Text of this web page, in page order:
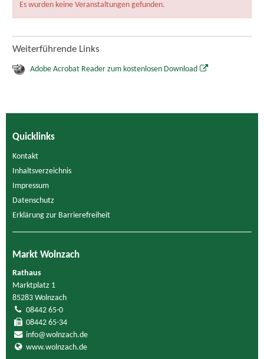
Es wurden keine Veranstaltungen gefunden.
Weiterführende Links
Adobe Acrobat Reader zum kostenlosen Download
Quicklinks
Kontakt
Inhaltsverzeichnis
Impressum
Datenschutz
Erklärung zur Barrierefreiheit
Markt Wolnzach
Rathaus
Marktplatz 1
85283 Wolnzach
08442 65-0
08442 65-34
info@wolnzach.de
www.wolnzach.de